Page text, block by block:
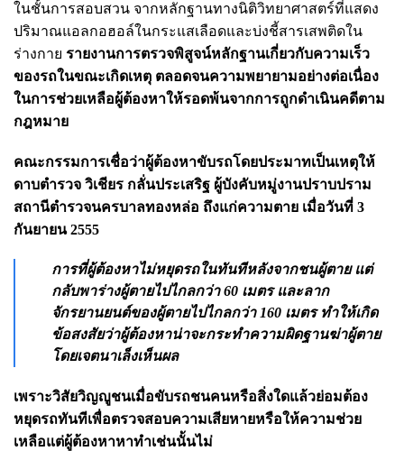
ในชั้นการสอบสวน จากหลักฐานทางนิติวิทยาศาสตร์ที่แสดง
ปริมาณแอลกอฮอล์ในกระแสเลือดและบ่งชี้สารเสพติดใน
ร่างกาย รายงานการตรวจพิสูจน์หลักฐานเกี่ยวกับความเร็ว
ของรถในขณะเกิดเหตุ ตลอดจนความพยายามอย่างต่อเนื่อง
ในการช่วยเหลือผู้ต้องหาให้รอดพ้นจากการถูกดำเนินคดีตาม
กฎหมาย
คณะกรรมการเชื่อว่าผู้ต้องหาขับรถโดยประมาทเป็นเหตุให้
ดาบตำรวจ วิเชียร กลั่นประเสริฐ ผู้บังคับหมู่งานปราบปราม
สถานีตำรวจนครบาลทองหล่อ ถึงแก่ความตาย เมื่อวันที่ 3
กันยายน 2555
การที่ผู้ต้องหาไม่หยุดรถในทันทีหลังจากชนผู้ตาย แต่
กลับพาร่างผู้ตายไปไกลกว่า 60 เมตร และลาก
จักรยานยนต์ของผู้ตายไปไกลกว่า 160 เมตร ทำให้เกิด
ข้อสงสัยว่าผู้ต้องหาน่าจะกระทำความผิดฐานฆ่าผู้ตาย
โดยเจตนาเล็งเห็นผล
เพราะวิสัยวิญญูชนเมื่อขับรถชนคนหรือสิ่งใดแล้วย่อมต้อง
หยุดรถทันทีเพื่อตรวจสอบความเสียหายหรือให้ความช่วย
เหลือแต่ผู้ต้องหาหาทำเช่นนั้นไม่